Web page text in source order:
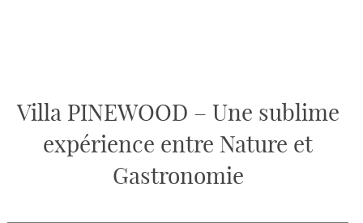
Villa PINEWOOD – Une sublime
expérience entre Nature et
Gastronomie